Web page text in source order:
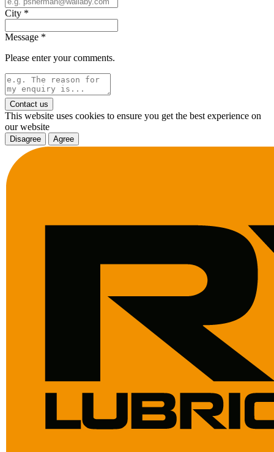
City *
Message *
Please enter your comments.
Contact us
This website uses cookies to ensure you get the best experience on
our website
Disagree Agree